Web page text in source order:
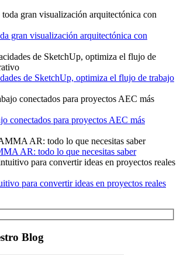
gran visualización arquitectónica con
de SketchUp, optimiza el flujo de trabajo
conectados para proyectos AEC más
AR: todo lo que necesitas saber
para convertir ideas en proyectos reales
Blog